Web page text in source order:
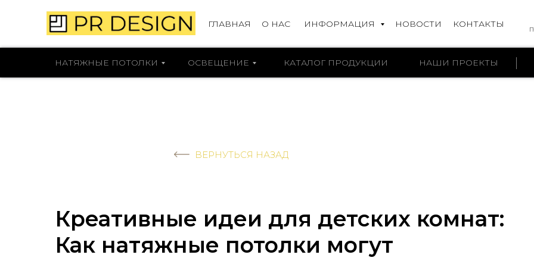
ГЛАВНАЯ О НАС ИНФОРМАЦИЯ НОВОСТИ КОНТАКТЫ
НАТЯЖНЫЕ ПОТОЛКИ ОСВЕЩЕНИЕ КАТАЛОГ ПРОДУКЦИИ НАШИ ПРОЕКТЫ
ВЕРНУТЬСЯ НАЗАД
Креативные идеи для детских комнат:
Как натяжные потолки могут